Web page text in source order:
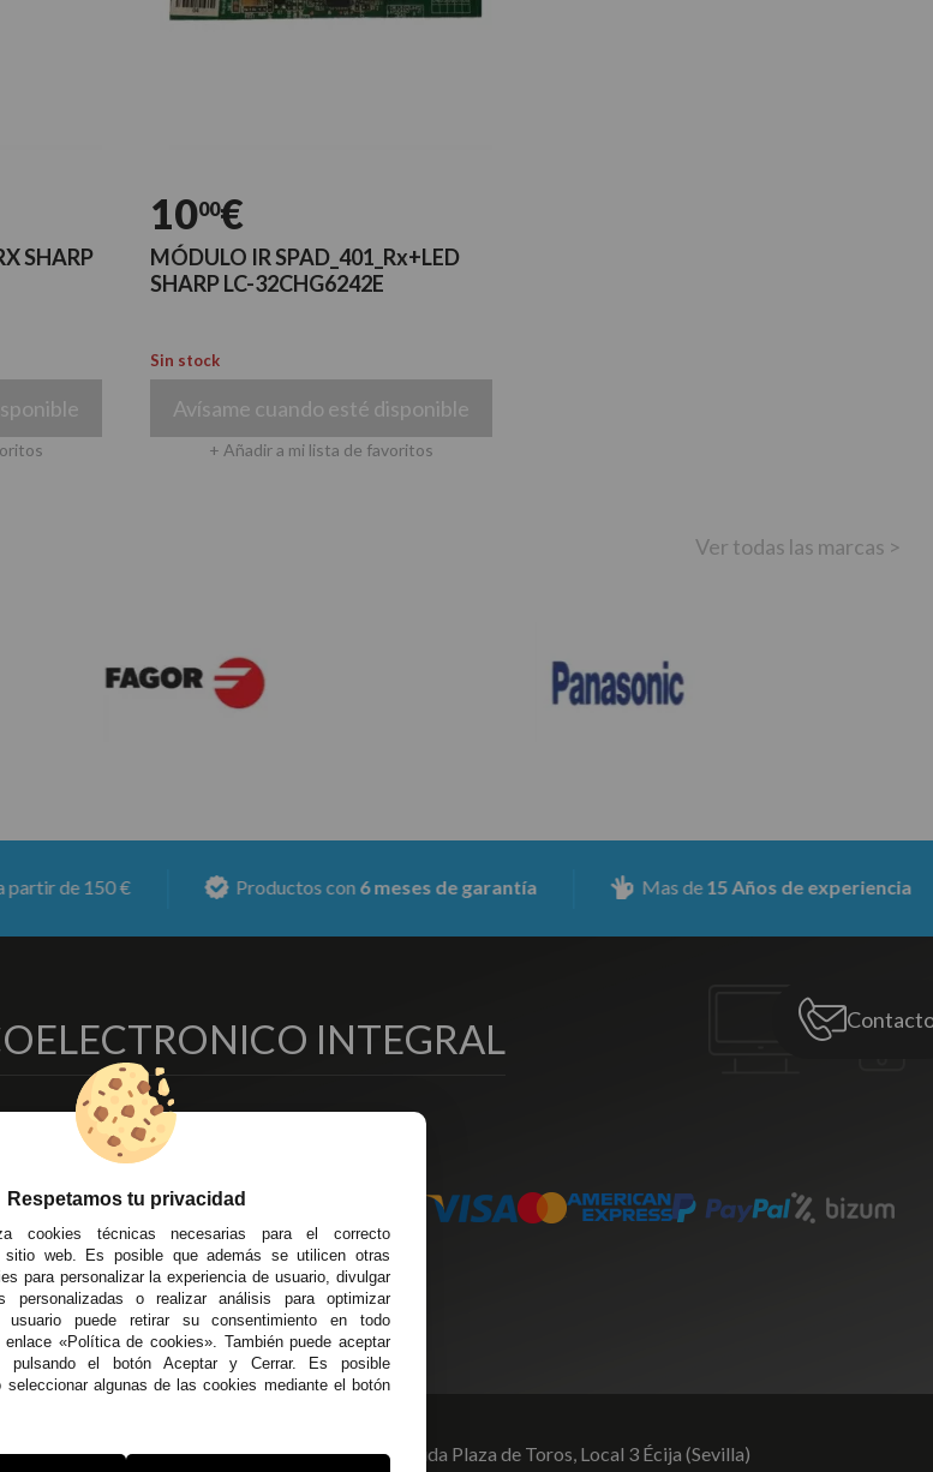
SHARP
1000€
MÓDULO IR SPAD_401_Rx+LED
SHARP LC-32CHG6242E
Sin stock
Avísame cuando esté disponible
+ Añadir a mi lista de favoritos
Ver todas las marcas >
Productos con 6 meses de garantía Mas de15 Años de experiencia
ELECTRONICO INTEGRAL
DELEGACIONES
Écija - Sevilla
Av. Plaza de Toros. Local 3
Córdoba
C/ Ingeniero Iribarren, 14
Alzira - Valencia
C/ Esplugues, 135
44 info@steielectronica.com Avenida Plaza de Toros, Local 3 Écija (Sevilla)
Respetamos tu privacidad
cookies técnicas necesarias para el correcto
sitio web. Es posible que además se utilicen otras
para personalizar la experiencia de usuario, divulgar
personalizadas o realizar análisis para optimizar
puede retirar su consentimiento en todo
«Política de cookies». También puede aceptar
pulsando el botón Aceptar y Cerrar. Es posible
seleccionar algunas de las cookies mediante el botón